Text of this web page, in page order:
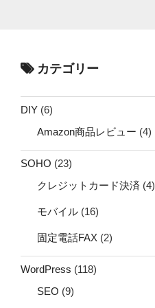
カテゴリー
DIY (6)
Amazon商品レビュー (4)
SOHO (23)
クレジットカード決済 (4)
モバイル (16)
固定電話FAX (2)
WordPress (118)
SEO (9)